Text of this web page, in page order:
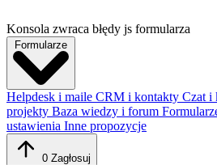
Konsola zwraca błędy js formularza
Formularze
Helpdesk i maile CRM i kontakty Czat i
projekty Baza wiedzy i forum
ustawienia Inne propozycje
0 Zagłosuj